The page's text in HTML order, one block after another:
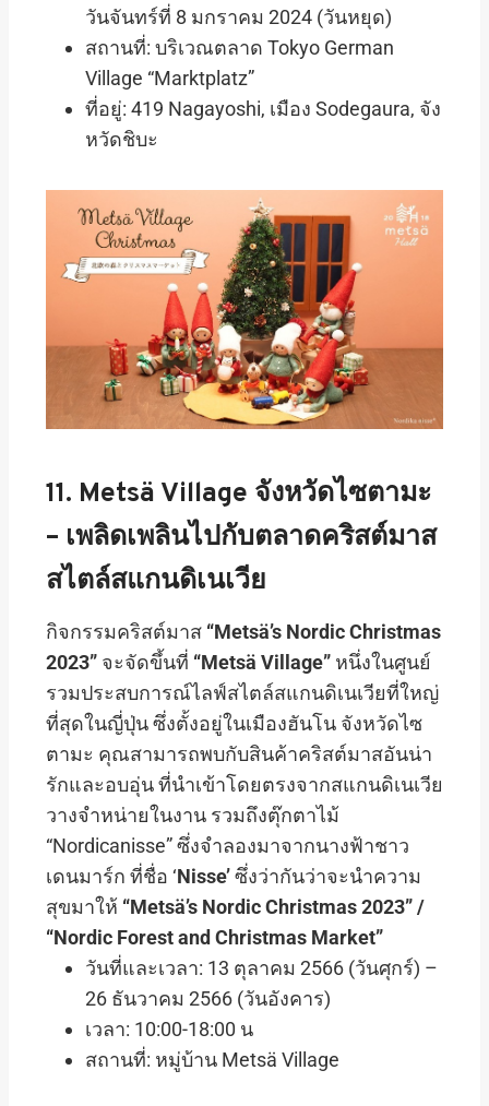
วันจันทร์ที่ 8 มกราคม 2024 (วันหยุด)
สถานที่: บริเวณตลาด Tokyo German
Village “Marktplatz”
ที่อยู่: 419 Nagayoshi, เมือง Sodegaura, จัง
หวัดชิบะ
11. Metsä Village จังหวัดไซตามะ
– เพลิดเพลินไปกับตลาดคริสต์มาส
สไตล์สแกนดิเนเวีย
กิจกรรมคริสต์มาส “Metsä’s Nordic Christmas
2023” จะจัดขึ้นที่ “Metsä Village” หนึ่งในศูนย์
รวมประสบการณ์ไลฟ์สไตล์สแกนดิเนเวียที่ใหญ่
ที่สุดในญี่ปุ่น ซึ่งตั้งอยู่ในเมืองฮันโน จังหวัดไซ
ตามะ คุณสามารถพบกับสินค้าคริสต์มาสอันน่า
รักและอบอุ่น ที่นำเข้าโดยตรงจากสแกนดิเนเวีย
วางจำหน่ายในงาน รวมถึงตุ๊กตาไม้
“Nordicanisse” ซึ่งจำลองมาจากนางฟ้าชาว
เดนมาร์ก ที่ชื่อ ‘Nisse’ซึ่งว่ากันว่าจะนำความ
สุขมาให้ “Metsä’s Nordic Christmas 2023” /
“Nordic Forest and Christmas Market”
วันที่และเวลา: 13 ตุลาคม 2566 (วันศุกร์) –
26 ธันวาคม 2566 (วันอังคาร)
เวลา: 10:00-18:00 น
สถานที่: หมู่บ้าน Metsä Village